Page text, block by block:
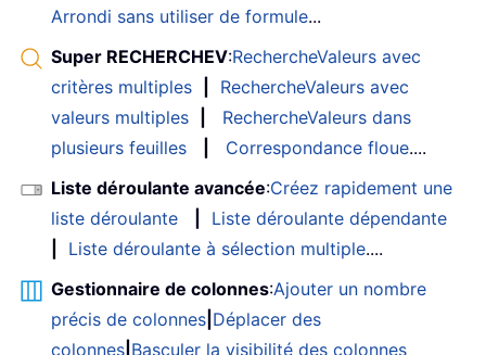
Arrondi sans utiliser de formule...
Super RECHERCHEV:RechercheValeurs avec
critères multiples
RechercheValeurs avec
valeurs multiples
RechercheValeurs dans
plusieurs feuilles
Correspondance floue....
Liste déroulante avancée:Créez rapidement une
liste déroulante
Liste déroulante dépendante
Liste déroulante à sélection multiple....
Gestionnaire de colonnes:Ajouter un nombre
précis de colonnes Déplacer des
colonnes Basculer la visibilité des colonnes